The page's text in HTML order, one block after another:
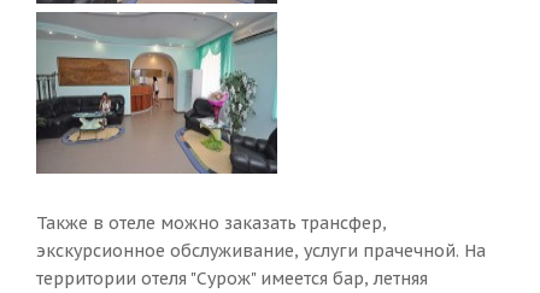
Также в отеле можно заказать трансфер,
экскурсионное обслуживание, услуги прачечной. На
территории отеля "Сурож" имеется бар, летняя